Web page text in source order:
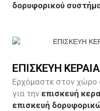
δορυφορικού
ΕΠΙΣΚΕΥΗ
Ερχόμαστε στον χώρο
για την επισκευή
επισκευή